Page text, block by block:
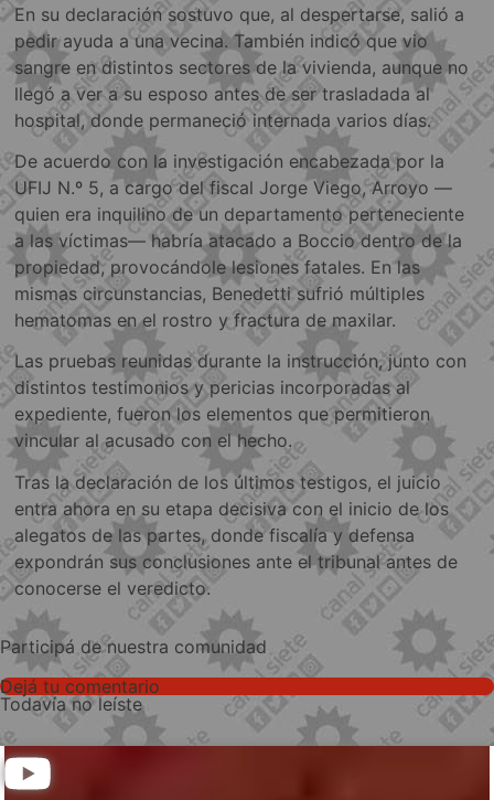
En su declaración sostuvo que, al despertarse, salió a
pedir ayuda a una vecina. También indicó que vio
sangre en distintos sectores de la vivienda, aunque no
llegó a ver a su esposo antes de ser trasladada al
hospital, donde permaneció internada varios días.
De acuerdo con la investigación encabezada por la
UFIJ N.º 5, a cargo del fiscal Jorge Viego, Arroyo —
quien era inquilino de un departamento perteneciente
a las víctimas— habría atacado a Boccio dentro de la
propiedad, provocándole lesiones fatales. En las
mismas circunstancias, Benedetti sufrió múltiples
hematomas en el rostro y fractura de maxilar.
Las pruebas reunidas durante la instrucción, junto con
distintos testimonios y pericias incorporadas al
expediente, fueron los elementos que permitieron
vincular al acusado con el hecho.
Tras la declaración de los últimos testigos, el juicio
entra ahora en su etapa decisiva con el inicio de los
alegatos de las partes, donde fiscalía y defensa
expondrán sus conclusiones ante el tribunal antes de
conocerse el veredicto.
Participá de nuestra comunidad
Dejá tu comentario
Todavía no leíste